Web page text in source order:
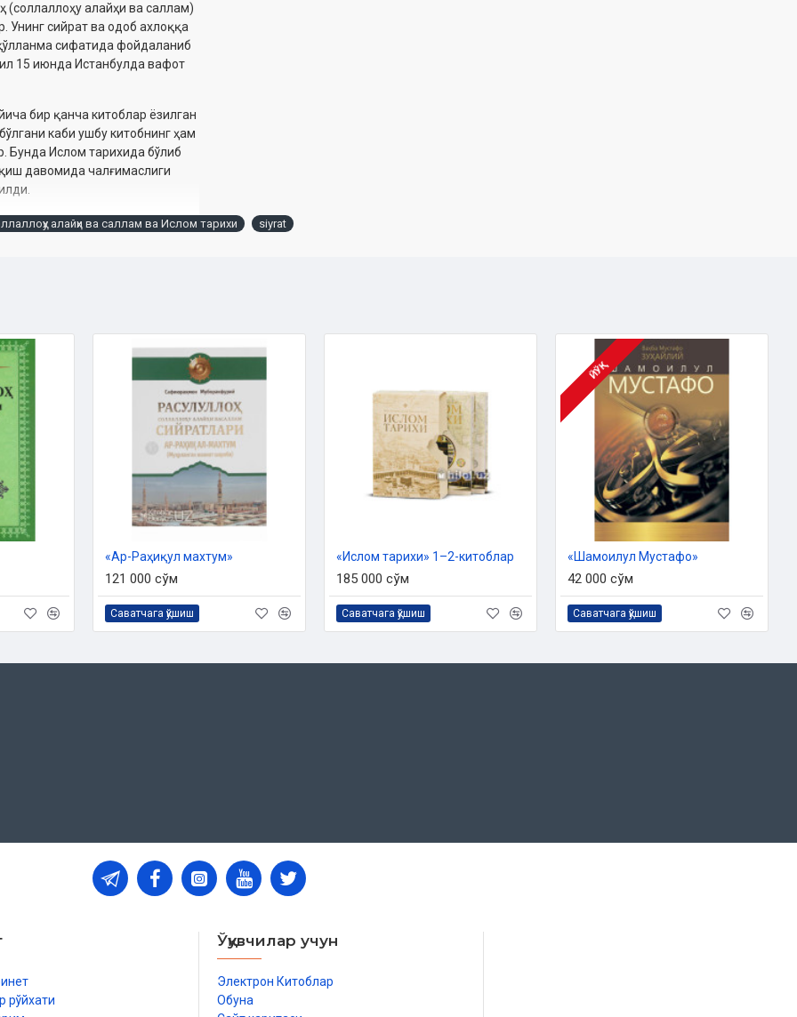
(соллаллоҳу алайҳи ва саллам)
Унинг сийрат ва одоб ахлоққа
сифатида фойдаланиб
15 июнда Истанбулда вафот
бир қанча китоблар ёзилган
каби ушбу китобнинг ҳам
Бунда Ислом тарихида бўлиб
давомида чалғимаслиги
алайҳи ва саллам ва Ислом тарихи siyrat
«Ар-Раҳиқул махтум»
121 000 сўм
Саватчага қўшиш
«Ислом тарихи» 1–2-китоблар
185 000 сўм
Саватчага қўшиш
ЙЎҚ
«Шамоилул Мустафо»
42 000 сўм
Саватчага қўшиш
рўйхати
Ўқувчилар учун
Электрон Китоблар
Обуна